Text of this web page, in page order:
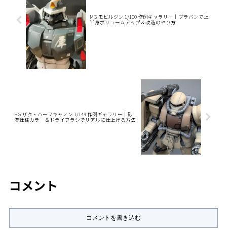
MG モビルジン 1/100 作例ギャラリー｜プラバンで上
半身ボリュームアップ＆改造のやり方
HG ザク・ハーフキャノン 1/144 作例ギャラリー｜砂
漠仕様カラー＆ドライブラシでリアルに仕上げる方法
コメント
コメントを書き込む